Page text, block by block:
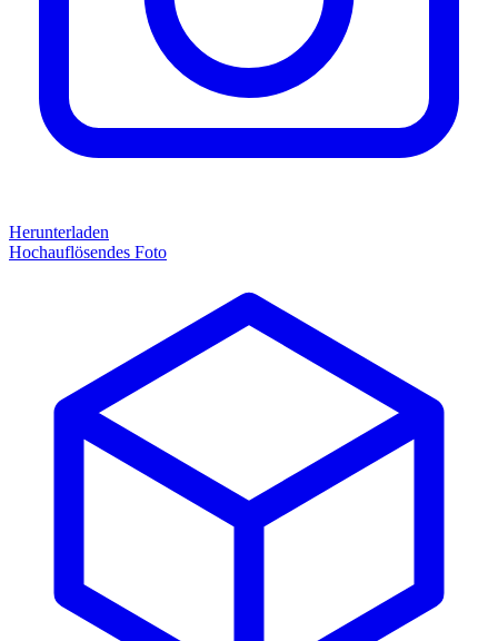
Herunterladen
Hochauflösendes Foto